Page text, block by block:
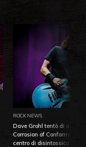
ROCK NEWS
Dave Grohl tentò di
Corrosion of Conformity
centro di